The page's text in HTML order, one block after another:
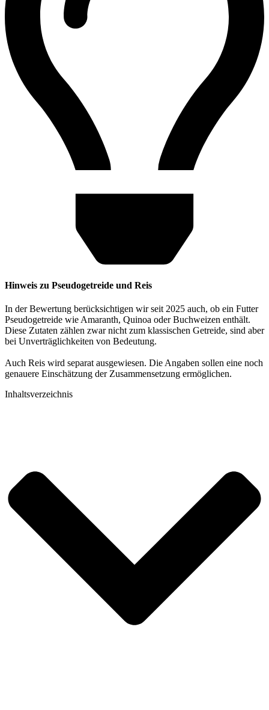
Hinweis zu Pseudogetreide und Reis
In der Bewertung berücksichtigen wir seit 2025 auch, ob ein Futter
Pseudogetreide wie Amaranth, Quinoa oder Buchweizen enthält.
Diese Zutaten zählen zwar nicht zum klassischen Getreide, sind aber
bei Unverträglichkeiten von Bedeutung.
Auch Reis wird separat ausgewiesen. Die Angaben sollen eine noch
genauere Einschätzung der Zusammensetzung ermöglichen.
Inhaltsverzeichnis​